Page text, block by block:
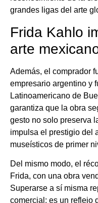
grandes ligas del arte
Frida Kahlo
arte
Además, el comprador
empresario argentino y
Latinoamericano de
garantiza que la obra
gesto no solo preserva
impulsa el prestigio del
museísticos de primer
Del mismo modo, el
Frida, con una obra
Superarse a sí misma
comercial: es un reflejo